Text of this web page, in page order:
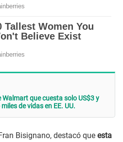
Walmart que cuesta solo US$3 y
de vidas en EE. UU.
Bisignano, destacó que esta